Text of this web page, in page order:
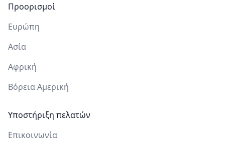
Προορισμοί
Ευρώπη
Ασία
Αφρική
Βόρεια Αμερική
Υποστήριξη πελατών
Επικοινωνία